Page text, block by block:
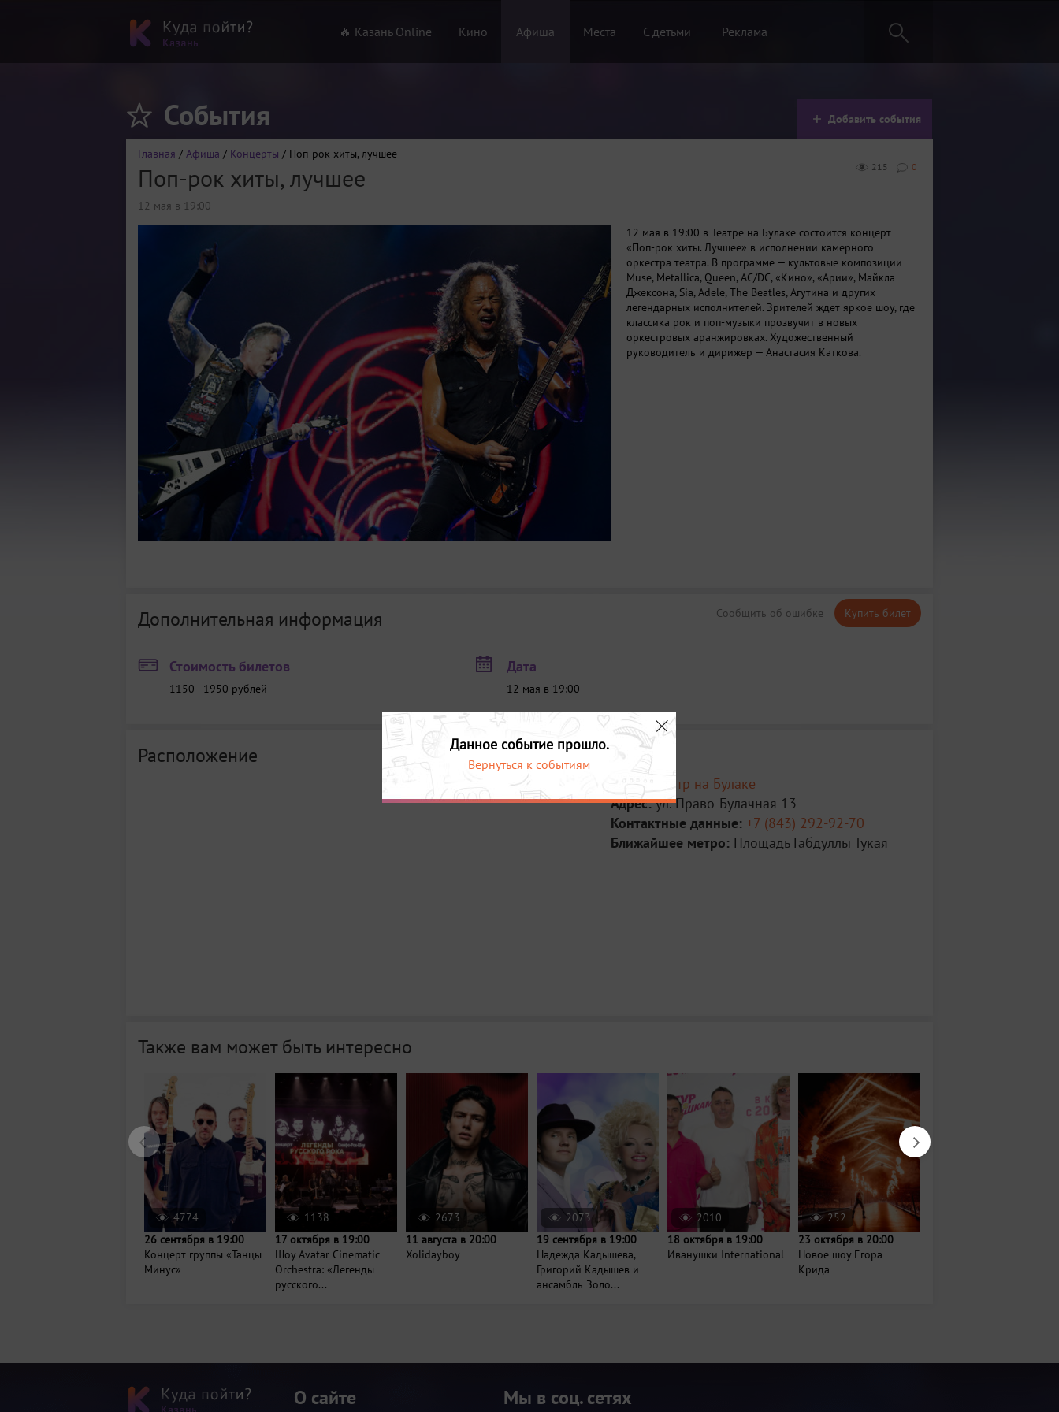
🔥 Казань Online Кино Афиша Места С детьми Реклама
События Добавить события
Главная / Афиша / Концерты / Поп-рок хиты, лучшее
0
215
Поп-рок хиты, лучшее
12 мая в 19:00
12 мая в 19:00 в Театре на Булаке состоится концерт
«Поп-рок хиты. Лучшее» в исполнении камерного
оркестра театра. В программе — культовые композиции
Muse, Metallica, Queen, AC/DC, «Кино», «Арии», Майкла
Джексона, Sia, Adele, The Beatles, Агутина и других
легендарных исполнителей. Зрителей ждет яркое шоу, где
классика рок и поп-музыки прозвучит в новых
оркестровых аранжировках. Художественный
руководитель и дирижер — Анастасия Каткова.
Сообщить об ошибке Купить билет
Дополнительная информация
Стоимость билетов
1150 - 1950 рублей
Дата
12 мая в 19:00
Расположение
Место:
Театр на Булаке
Адрес:ул. Право-Булачная 13
Контактные данные: +7 (843) 292-92-70
Ближайшее метро: Площадь Габдуллы Тукая
Также вам может быть интересно
4774
26 сентября в 19:00
Концерт группы «Танцы
Минус»
1138
17 октября в 19:00
Шоу Avatar Cinematic
Orchestra: «Легенды
русского...
2673
11 августа в 20:00
Xolidayboy
2073
19 сентября в 19:00
Надежда Кадышева,
Григорий Кадышев и
ансамбль Золо...
2010
18 октября в 19:00
Иванушки International
252
23 октября в 20:00
Новое шоу Егора
Крида
Данное событие прошло.
Вернуться к событиям
О сайте Мы в соц. сетях